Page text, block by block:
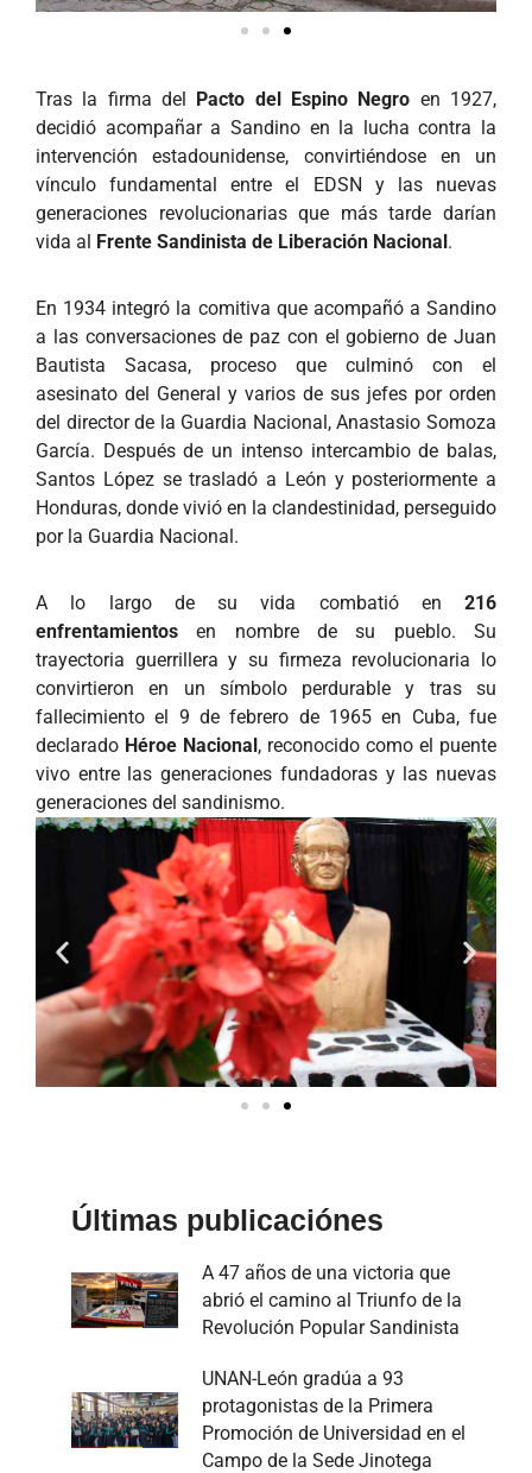
Tras la firma del Pacto del Espino Negro en 1927,
decidió acompañar a Sandino en la lucha contra la
intervención estadounidense, convirtiéndose en un
vínculo fundamental entre el EDSN y las nuevas
generaciones revolucionarias que más tarde darían
vida al Frente Sandinista de Liberación Nacional.
En 1934 integró la comitiva que acompañó a Sandino
a las conversaciones de paz con el gobierno de Juan
Bautista Sacasa, proceso que culminó con el
asesinato del General y varios de sus jefes por orden
del director de la Guardia Nacional, Anastasio Somoza
García. Después de un intenso intercambio de balas,
Santos López se trasladó a León y posteriormente a
Honduras, donde vivió en la clandestinidad, perseguido
por la Guardia Nacional.
A lo largo de su vida combatió en 216
enfrentamientosen nombre de su pueblo. Su
trayectoria guerrillera y su firmeza revolucionaria lo
convirtieron en un símbolo perdurable y tras su
fallecimiento el 9 de febrero de 1965 en Cuba, fue
declarado Héroe Nacional, reconocido como el puente
vivo entre las generaciones fundadoras y las nuevas
generaciones del sandinismo.
Últimas publicaciónes
A 47 años de una victoria que
abrió el camino al Triunfo de la
Revolución Popular Sandinista
UNAN-León gradúa a 93
protagonistas de la Primera
Promoción de Universidad en el
Campo de la Sede Jinotega